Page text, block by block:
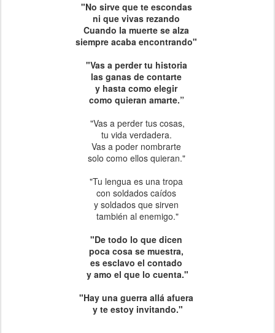
"No sirve que te escondas
ni que vivas rezando
Cuando la muerte se alza
siempre acaba encontrando"
"Vas a perder tu historia
las ganas de contarte
y hasta como elegir
como quieran amarte.”
"Vas a perder tus cosas,
tu vida verdadera.
Vas a poder nombrarte
solo como ellos quieran."
"Tu lengua es una tropa
con soldados caídos
y soldados que sirven
también al enemigo."
"De todo lo que dicen
poca cosa se muestra,
es esclavo el contado
y amo el que lo cuenta."
"Hay una guerra allá afuera
y te estoy invitando."